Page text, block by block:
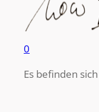
0
Es befinden